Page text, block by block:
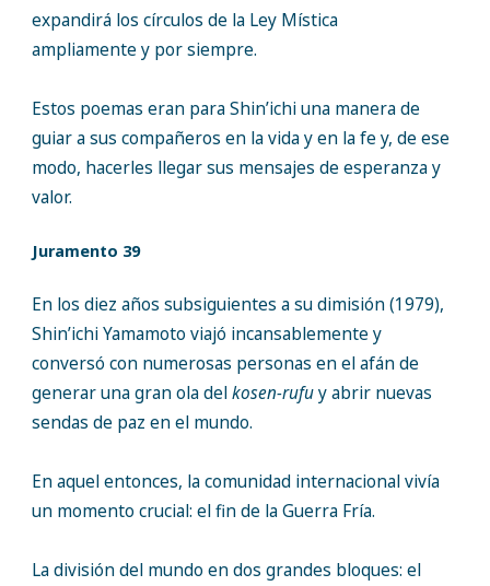
expandirá los círculos de la Ley Mística
ampliamente y por siempre.
Estos poemas eran para Shin’ichi una manera de
guiar a sus compañeros en la vida y en la fe y, de ese
modo, hacerles llegar sus mensajes de esperanza y
valor.
Juramento 39
En los diez años subsiguientes a su dimisión (1979),
Shin’ichi Yamamoto viajó incansablemente y
conversó con numerosas personas en el afán de
generar una gran ola delkosen-rufuy abrir nuevas
sendas de paz en el mundo.
En aquel entonces, la comunidad internacional vivía
un momento crucial: el fin de la Guerra Fría.
La división del mundo en dos grandes bloques: el